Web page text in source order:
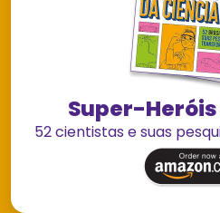
Super-
52 cientistas e suas